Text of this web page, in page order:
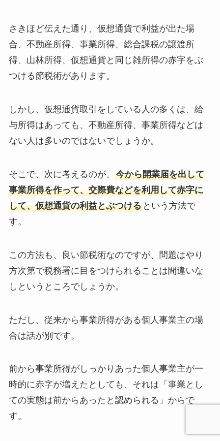
さきほど伝えた通り、仮想通貨で利益が出た場
合、不動産所得、事業所得、総合課税の譲渡所
得、山林所得、仮想通貨と同じ雑所得の赤字をぶ
つける節税術があります。
しかし、仮想通貨取引をしている人の多くは、給
与所得はあっても、不動産所得、事業所得などは
ない人は多いのではないでしょうか。
そこで、次に考えるのが、 今から開業届を出して
事業所得を作って、交際費などを利用して赤字に
して、仮想通貨の利益とぶつけるという方法で
す。
この方法も、良い節税術なのですが、問題はやり
方次第で税務署に目をつけられることは間違いな
しというところでしょうか。
ただし、従来から事業所得がある個人事業主の場
合は話が別です。
前から事業所得がしっかりあった個人事業主が一
時的に赤字が増えたとしても、それは「事業とし
ての実態は前からあったと認められる」 からで
す。